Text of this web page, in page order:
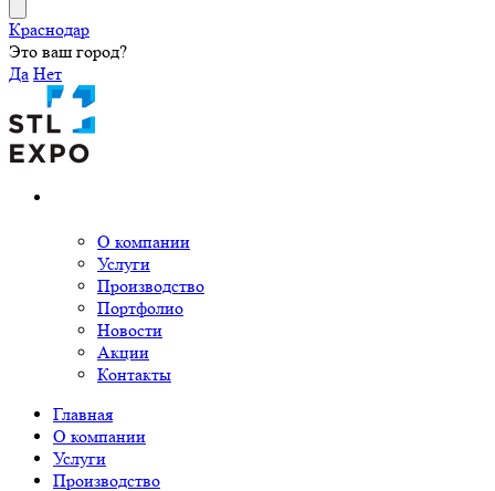
Краснодар
Это ваш город?
Да Нет
О компании
Услуги
Производство
Портфолио
Новости
Акции
Контакты
Главная
О компании
Услуги
Производство